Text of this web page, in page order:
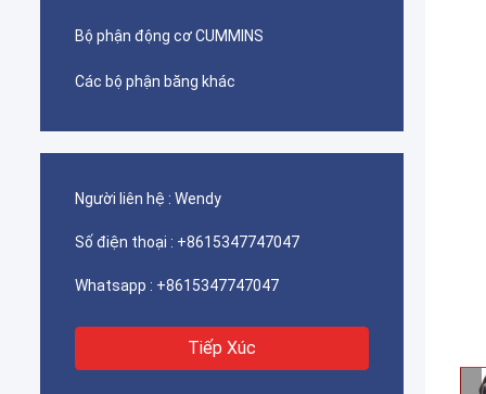
Bộ phận động cơ CUMMINS
Các bộ phận băng khác
Người liên hệ : Wendy
Số điện thoại : +8615347747047
Whatsapp : +8615347747047
Tiếp Xúc